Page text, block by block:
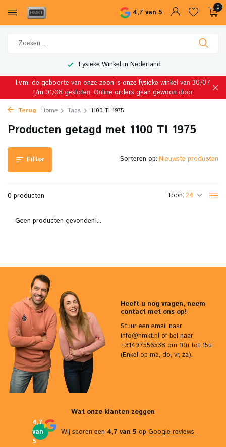
4,7 van 5
0
Fysieke Winkel in Nederland
I.v.m. de geboorte van onze zoon is onze fysieke winkel van 30/07
t/m 01/08 gesloten. Online orders gaan gewoon door.
Terug Home Tags 1100 TI 1975
Producten getagd met 1100 TI 1975
Filter
0 producten Toon:
Sorteren op:
Geen producten gevonden!...
Heeft u nog vragen, neem
contact met ons op!
Stuur een email naar
info@hmkt.nl of bel naar
+31497556538 om 10u tot 15u
(Enkel op ma, do, vr, za).
Wat onze klanten zeggen
4,7
van
5
Wij scoren een 4,7 van 5 op Google reviews